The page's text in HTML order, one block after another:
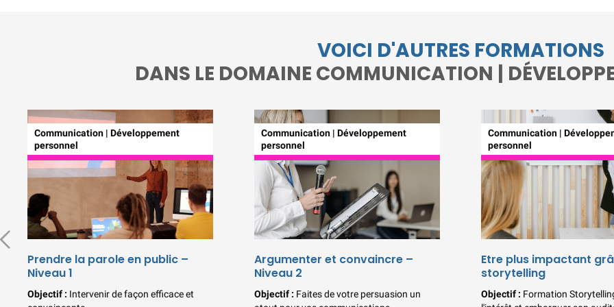
VOICI D'AUTRES FORMATIONS
DANS LE DOMAINE COMMUNICATION |
Communication | Développement
personnel
Prendre la parole en public –
Niveau 1
Objectif : Intervenir de façon efficace et
Communication | Développement
personnel
Argumenter et convaincre –
Niveau 2
Objectif : Faites de votre persuasion un
Communication |
personnel
Etre plus impactant
storytelling
Objectif : Formation